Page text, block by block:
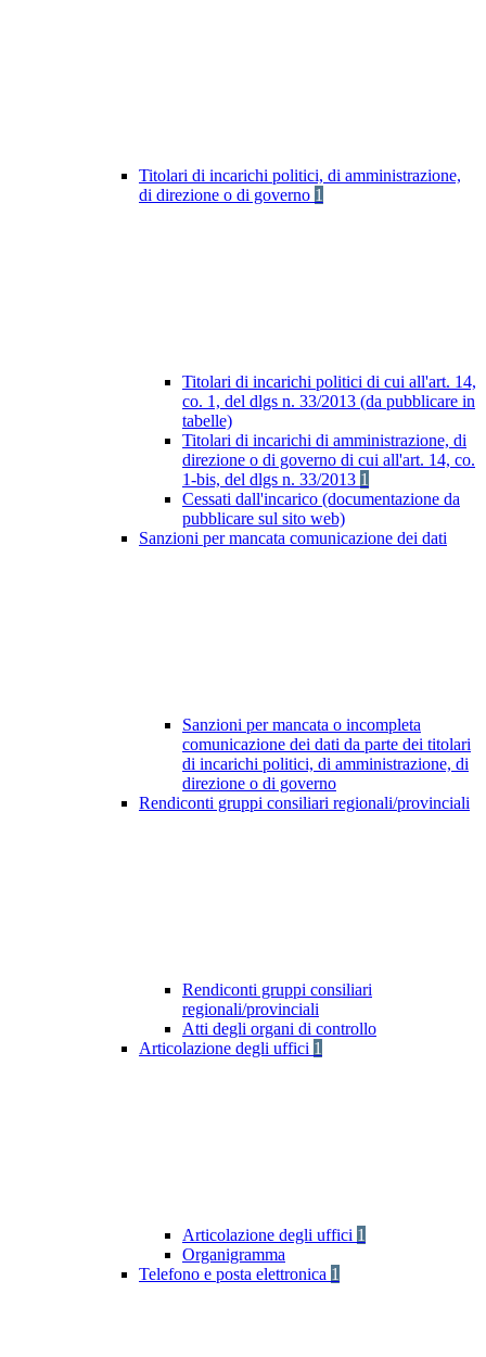
Titolari di incarichi politici, di amministrazione,
di direzione o di governo 1
Titolari di incarichi politici di cui all'art. 14,
co. 1, del dlgs n. 33/2013 (da pubblicare in
tabelle)
Titolari di incarichi di amministrazione, di
direzione o di governo di cui all'art. 14, co.
1-bis, del dlgs n. 33/2013 1
Cessati dall'incarico (documentazione da
pubblicare sul sito web)
Sanzioni per mancata comunicazione dei dati
Sanzioni per mancata o incompleta
comunicazione dei dati da parte dei titolari
di incarichi politici, di amministrazione, di
direzione o di governo
Rendiconti gruppi consiliari regionali/provinciali
Rendiconti gruppi consiliari
regionali/provinciali
Atti degli organi di controllo
Articolazione degli uffici 1
Articolazione degli uffici 1
Organigramma
Telefono e posta elettronica 1